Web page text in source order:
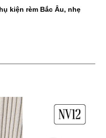
kiện rèm Bắc Âu, nhẹ